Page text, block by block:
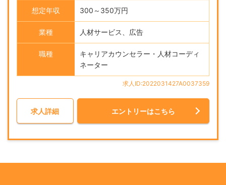
想定年収 300～350万円
業種 人材サービス、広告
職種
キャリアカウンセラー・人材コーディ
ネーター
求人ID:2022031427A0037359
求人詳細 エントリーはこちら